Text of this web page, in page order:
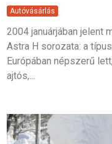
Autóvásárlás
2004 januárjában jelent
Astra H sorozata: a
Európában népszerű
ajtós,...